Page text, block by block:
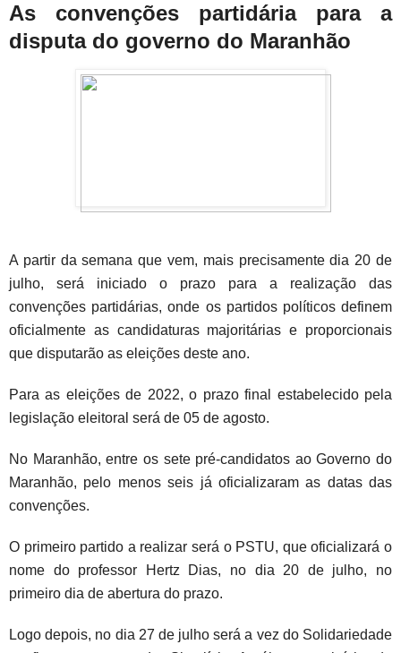
As convenções partidária para a
disputa do governo do Maranhão
A partir da semana que vem, mais precisamente dia 20 de
julho, será iniciado o prazo para a realização das
convenções partidárias, onde os partidos políticos definem
oficialmente as candidaturas majoritárias e proporcionais
que disputarão as eleições deste ano.
Para as eleições de 2022, o prazo final estabelecido pela
legislação eleitoral será de 05 de agosto.
No Maranhão, entre os sete pré-candidatos ao Governo do
Maranhão, pelo menos seis já oficializaram as datas das
convenções.
O primeiro partido a realizar será o PSTU, que oficializará o
nome do professor Hertz Dias, no dia 20 de julho, no
primeiro dia de abertura do prazo.
Logo depois, no dia 27 de julho será a vez do Solidariedade